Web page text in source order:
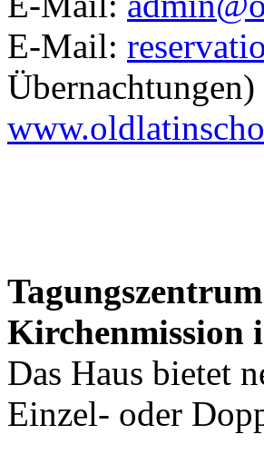
E-Mail:
Übernachtungen)
Kirchenmission
Das Haus bietet
Einzel- oder